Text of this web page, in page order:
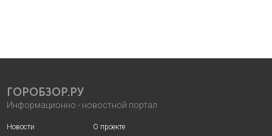
ГОРОБЗОР.РУ
Информационно - новостной портал
Новости
О проекте